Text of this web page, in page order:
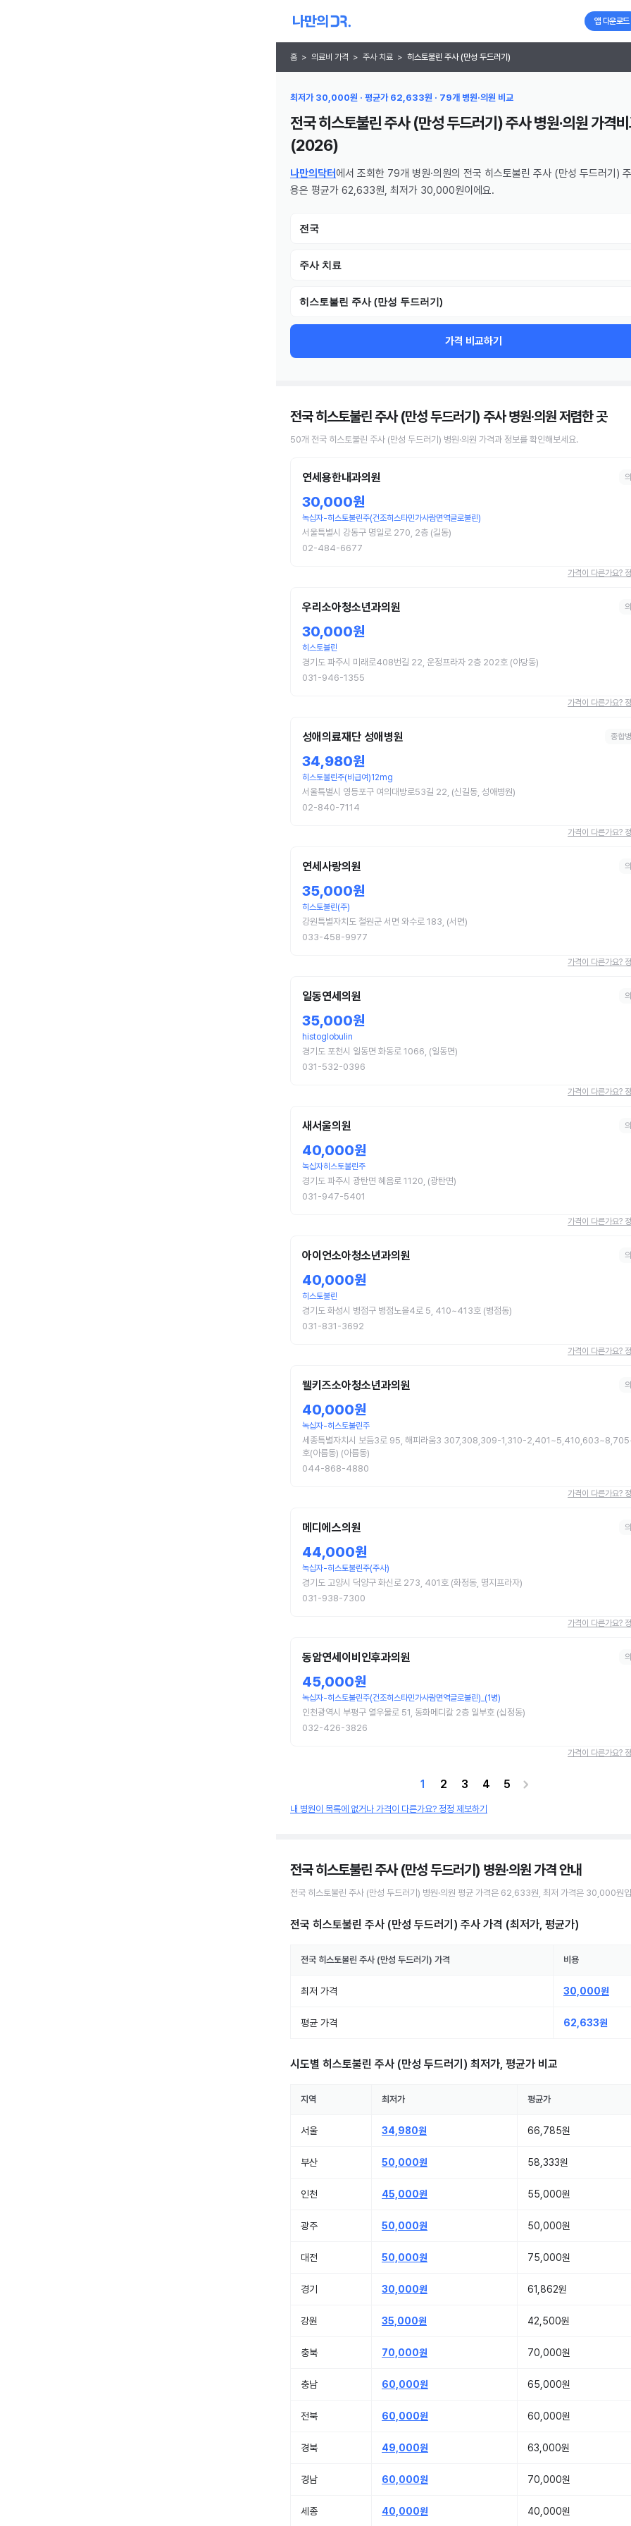
앱 다운로드
홈 > 의료비 가격 > 주사 치료 > 히스토불린 주사 (만성 두드러기)
최저가 30,000원 · 평균가 62,633원 · 79개 병원·의원 비교
전국 히스토불린 주사 (만성 두드러기) 주사 병원·의원가격
(2026)
나만의닥터 에서 조회한 79개 병원·의원의 전국 히스토불린 주사 (만성 두드러기) 주
용은 평균가 62,633원, 최저가 30,000원이에요.
전국
주사 치료
히스토불린 주사 (만성 두드러기)
가격 비교하기
전국 히스토불린 주사 (만성 두드러기) 주사 병원·의원저렴한 곳
50개 전국 히스토불린 주사 (만성 두드러기) 병원·의원 가격과 정보를 확인해보세요.
연세용한내과의원
30,000원
녹십자-히스토불린주(건조히스타민가사람면역글로불린)
서울특별시 강동구 명일로 270, 2층 (길동)
02-484-6677
가격이 다른가요?
우리소아청소년과의원
30,000원
히스토블린
경기도 파주시 미래로408번길 22, 운정프라자 2층 202호 (야당동)
031-946-1355
가격이 다른가요?
성애의료재단 성애병원 종합
34,980원
히스토불린주(비급여)12mg
서울특별시 영등포구 여의대방로53길 22, (신길동, 성애병원)
02-840-7114
가격이 다른가요?
연세사랑의원
35,000원
히스토불린(주)
강원특별자치도 철원군 서면 와수로 183, (서면)
033-458-9977
가격이 다른가요?
일동연세의원
35,000원
histoglobulin
경기도 포천시 일동면 화동로 1066, (일동면)
031-532-0396
가격이 다른가요?
새서울의원
40,000원
녹십자히스토불린주
경기도 파주시 광탄면 혜음로 1120, (광탄면)
031-947-5401
가격이 다른가요?
아이언소아청소년과의원
40,000원
히스토불린
경기도 화성시 병점구 병점노을4로 5, 410~413호 (병점동)
031-831-3692
가격이 다른가요?
웰키즈소아청소년과의원
40,000원
녹십자-히스토불린주
세종특별자치시 보듬3로 95, 해피라움3 307,308,309-1,310-
호(아름동) (아름동)
044-868-4880
가격이 다른가요?
메디에스의원
44,000원
녹십자-히스토불린주(주사)
경기도 고양시 덕양구 화신로 273, 401호 (화정동, 명지프라자)
031-938-7300
가격이 다른가요?
동암연세이비인후과의원
45,000원
녹십자-히스토불린주(건조히스타민가사람면역글로불린)_(1병)
인천광역시 부평구 열우물로 51, 동화메디칼 2층 일부호 (십정동)
032-426-3826
가격이 다른가요?
1 2 3 4 5
내 병원이 목록에 없거나 가격이 다른가요? 정정 제보하기
전국 히스토불린 주사 (만성 두드러기) 병원·의원가격 안내
전국 히스토불린 주사 (만성 두드러기) 병원·의원 평균 가격은 62,633원 , 최저 가격은 30,000원
전국 히스토불린 주사 (만성 두드러기) 주사 가격 (최저가, 평균가)
전국 히스토불린 주사 (만성 두드러기) 가격 비용
최저 가격 30,000원
평균 가격 62,633원
시도별 히스토불린 주사 (만성 두드러기) 최저가, 평균가 비교
지역 최저가 평균가
서울 34,980원 66,785원
부산 50,000원 58,333원
인천 45,000원 55,000원
광주 50,000원 50,000원
대전 50,000원 75,000원
경기 30,000원 61,862원
강원 35,000원 42,500원
충북 70,000원 70,000원
충남 60,000원 65,000원
전북 60,000원 60,000원
경북 49,000원 63,000원
경남 60,000원 70,000원
세종 40,000원 40,000원